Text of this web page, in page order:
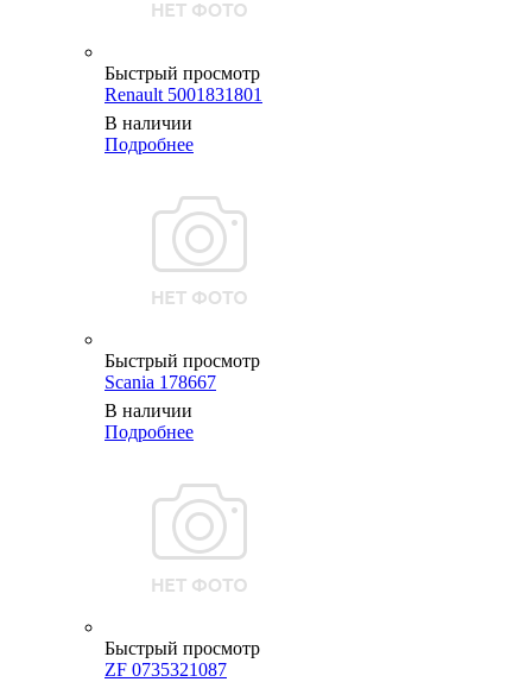
Быстрый просмотр
Renault 5001831801
В наличии
Подробнее
Быстрый просмотр
Scania 178667
В наличии
Подробнее
Быстрый просмотр
ZF 0735321087